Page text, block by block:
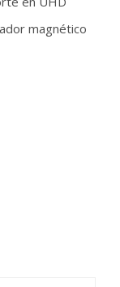
magnético